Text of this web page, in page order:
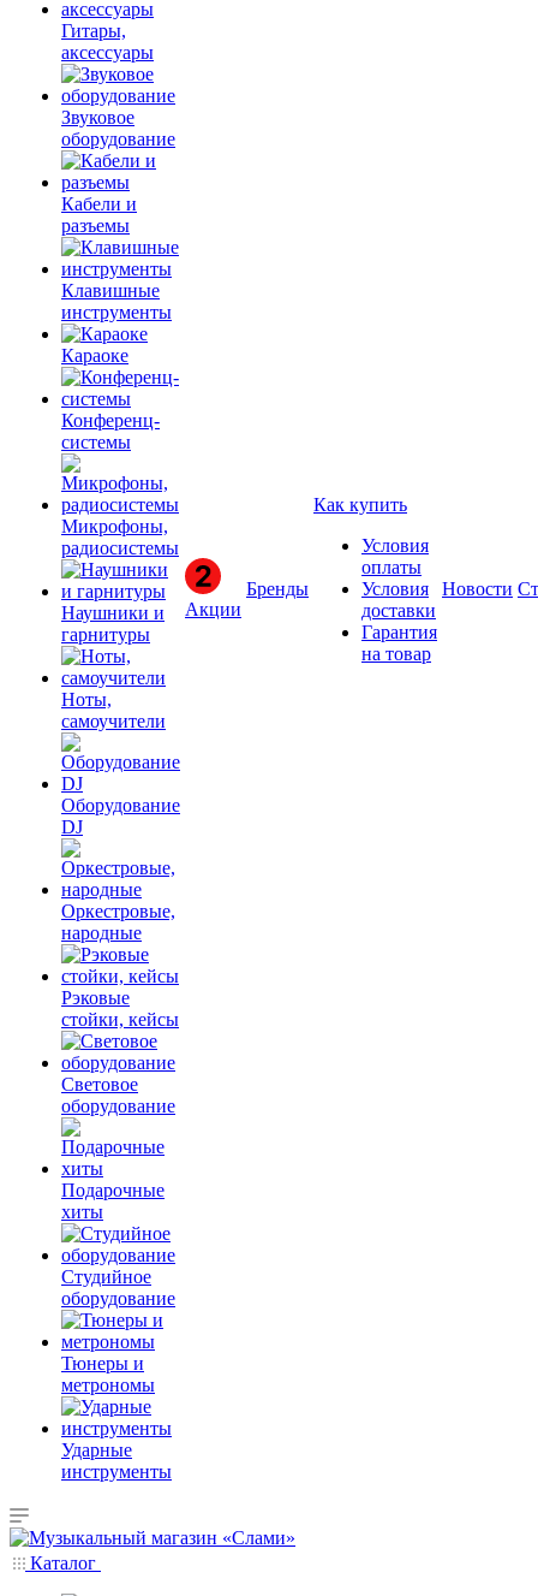
Гитары,
аксессуары
Звуковое
оборудование
Кабели и
разъемы
Клавишные
инструменты
Караоке
Конференц-
системы
Микрофоны,
радиосистемы
Наушники и
гарнитуры
Ноты,
самоучители
Оборудование
DJ
Оркестровые,
народные
Рэковые
стойки, кейсы
Световое
оборудование
Подарочные
хиты
Студийное
оборудование
Тюнеры и
метрономы
Ударные
инструменты
Акции
Бренды
Как купить
Условия
оплаты
Условия
доставки
Гарантия
на товар
Новости
Каталог